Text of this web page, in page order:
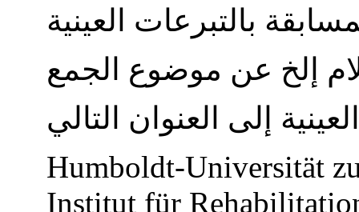
Humboldt-Universität
Institut für